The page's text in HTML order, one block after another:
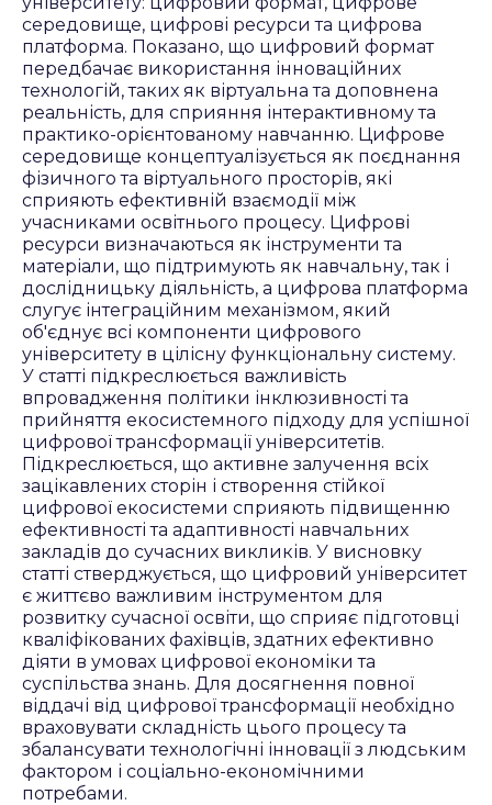
середовище, цифрові ресурси та цифрова
платформа. Показано, що цифровий формат
передбачає використання інноваційних
технологій, таких як віртуальна та доповнена
реальність, для сприяння інтерактивному та
практико-орієнтованому навчанню. Цифрове
середовище концептуалізується як поєднання
фізичного та віртуального просторів, які
сприяють ефективній взаємодії між
учасниками освітнього процесу. Цифрові
ресурси визначаються як інструменти та
матеріали, що підтримують як навчальну, так і
дослідницьку діяльність, а цифрова платформа
слугує інтеграційним механізмом, який
об'єднує всі компоненти цифрового
університету в цілісну функціональну систему.
У статті підкреслюється важливість
впровадження політики інклюзивності та
прийняття екосистемного підходу для успішної
цифрової трансформації університетів.
Підкреслюється, що активне залучення всіх
зацікавлених сторін і створення стійкої
цифрової екосистеми сприяють підвищенню
ефективності та адаптивності навчальних
закладів до сучасних викликів. У висновку
статті стверджується, що цифровий університет
є життєво важливим інструментом для
розвитку сучасної освіти, що сприяє підготовці
кваліфікованих фахівців, здатних ефективно
діяти в умовах цифрової економіки та
суспільства знань. Для досягнення повної
віддачі від цифрової трансформації необхідно
враховувати складність цього процесу та
збалансувати технологічні інновації з людським
фактором і соціально-економічними
потребами.